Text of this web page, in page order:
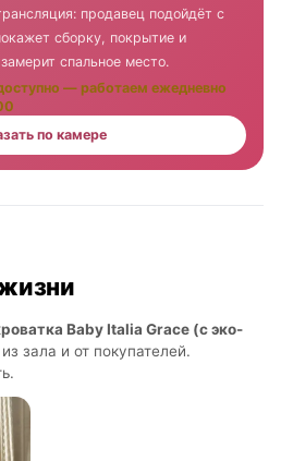
продавец подойдёт с
сборку, покрытие и
спальное место.
— работаем ежедневно
по камере
Baby Italia Grace (с эко-
зала и от покупателей.